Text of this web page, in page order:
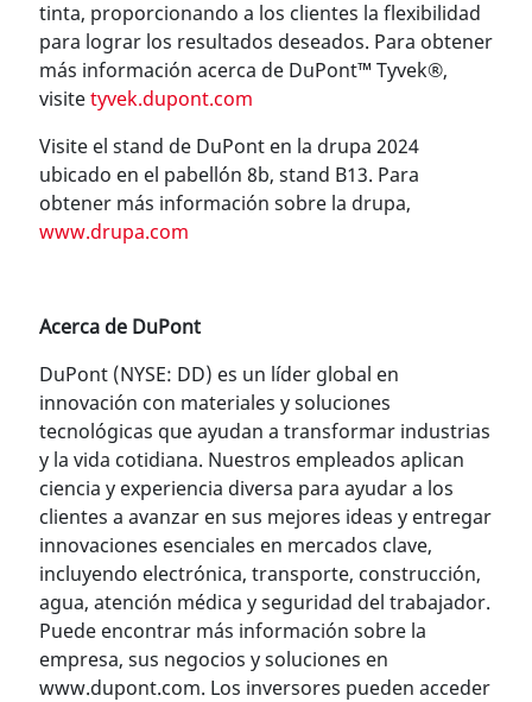
tinta, proporcionando a los clientes la flexibilidad
para lograr los resultados deseados. Para obtener
más información acerca de DuPont™ Tyvek®,
visitetyvek.dupont.com
Visite el stand de DuPont en la drupa 2024
ubicado en el pabellón 8b, stand B13. Para
obtener más información sobre la drupa,
www.drupa.com
Acerca de DuPont
DuPont (NYSE: DD) es un líder global en
innovación con materiales y soluciones
tecnológicas que ayudan a transformar industrias
y la vida cotidiana. Nuestros empleados aplican
ciencia y experiencia diversa para ayudar a los
clientes a avanzar en sus mejores ideas y entregar
innovaciones esenciales en mercados clave,
incluyendo electrónica, transporte, construcción,
agua, atención médica y seguridad del trabajador.
Puede encontrar más información sobre la
empresa, sus negocios y soluciones en
www.dupont.com. Los inversores pueden acceder